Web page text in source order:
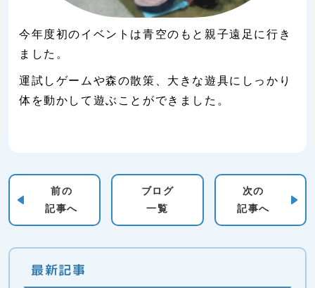
今年度初のイベントは青空のもと親子遠足に行き
ました。
運試しゲームや森の散策、大きな遊具にしっかり
体を動かして遊ぶことができました。
前の
記事へ
ブログ
一覧
次の
記事へ
最新記事